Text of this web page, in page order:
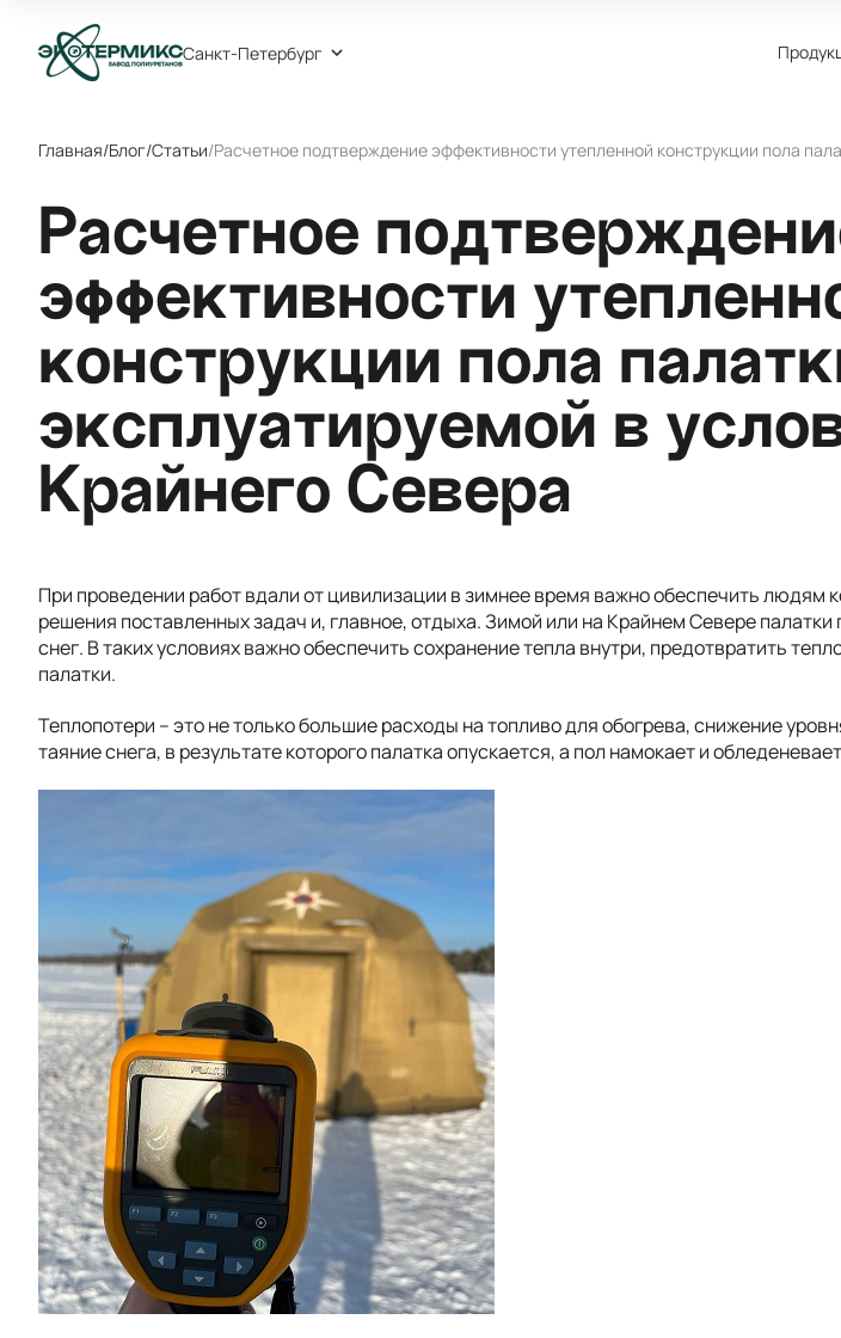
Санкт-Петербург
Главная/Блог/Статьи/Расчетное подтверждение эффективности утепленной конструкции пола
Расчетное
эффективности
конструкции пола
эксплуатируемой в
Крайнего Севера
При проведении работ вдали от цивилизации в зимнее время важно обеспечить людям
решения поставленных задач и, главное, отдыха. Зимой или на Крайнем Севере палатки
снег. В таких условиях важно обеспечить сохранение тепла внутри, предотвратить
палатки.
Теплопотери – это не только большие расходы на топливо для обогрева, снижение
таяние снега, в результате которого палатка опускается, а пол намокает и